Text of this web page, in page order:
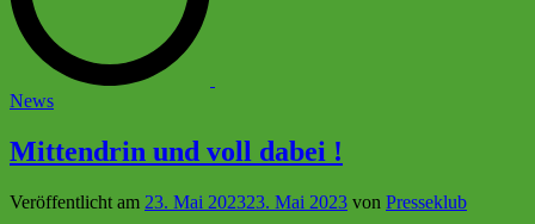
Veröffentlicht
News
Mittendrin und voll dabei !
Veröffentlicht am 23. Mai 202323. Mai 2023 von Presseklub